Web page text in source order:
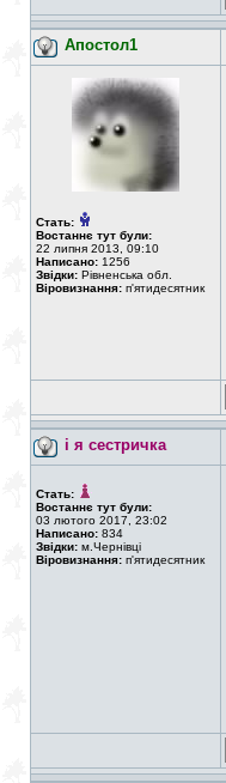
Апостол1
Стать:
Востаннє тут були:
22 липня 2013, 09:10
Написано: 1256
Звідки: Рівненська обл.
Віровизнання: п'ятидесятник
і я сестричка
Стать:
Востаннє тут були:
03 лютого 2017, 23:02
Написано: 834
Звідки: м.Чернівці
Віровизнання: п'ятидесятник